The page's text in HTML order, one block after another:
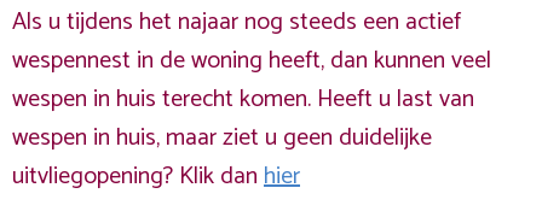
Als u tijdens het najaar nog steeds een actief
wespennest in de woning heeft, dan kunnen veel
wespen in huis terecht komen. Heeft u last van
wespen in huis, maar ziet u geen duidelijke
uitvliegopening? Klik danhier